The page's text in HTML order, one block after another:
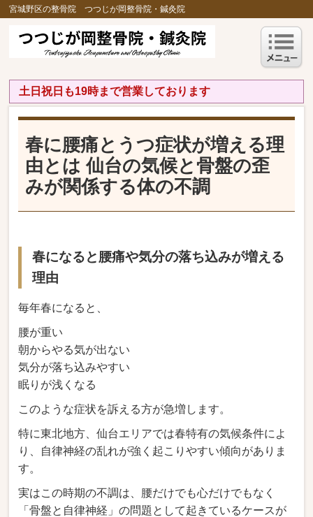
宮城野区の整骨院 つつじが岡整骨院・鍼灸院
土日祝日も19時まで営業しております
春に腰痛とうつ症状が増える理
由とは 仙台の気候と骨盤の歪
みが関係する体の不調
春になると腰痛や気分の落ち込みが増える
理由
毎年春になると、
腰が重い
朝からやる気が出ない
気分が落ち込みやすい
眠りが浅くなる
このような症状を訴える方が急増します。
特に東北地方、仙台エリアでは春特有の気候条件によ
り、自律神経の乱れが強く起こりやすい傾向がありま
す。
実はこの時期の不調は、腰だけでも心だけでもなく
「骨盤と自律神経」の問題として起きているケースが